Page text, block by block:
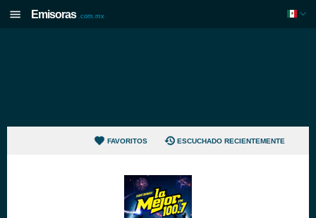
Emisoras .com.mx
FAVORITOS ESCUCHADO RECIENTEMENTE